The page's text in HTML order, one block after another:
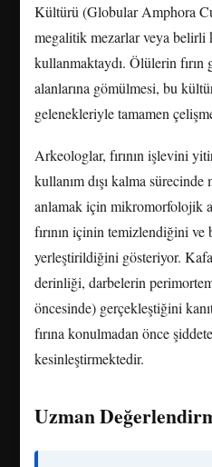
Kültürü (Globular Amphora
megalitik mezarlar veya belirli
kullanmaktaydı. Ölülerin
alanlarına gömülmesi, bu
gelenekleriyle tamamen
Arkeologlar, fırının işlevini
kullanım dışı kalma
anlamak için mikromorfolojik
fırının içinin temizlendiğini ve
yerleştirildiğini gösteriyor.
derinliği, darbelerin
öncesinde) gerçekleştiğini
fırına konulmadan önce
kesinleştirmektedir.
Uzman